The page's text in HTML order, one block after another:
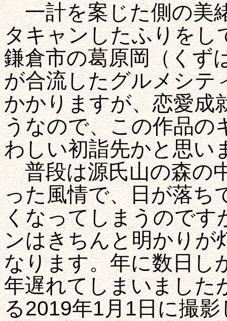
一計を案じた側の美
タキャンしたふりをし
鎌倉市の葛原岡（くず
が合流したグルメシテ
かかりますが、恋愛成
うなので、この作品の
わしい初詣先かと思い
普段は源氏山の森の
った風情で、日が落ち
くなってしまうのです
ンはきちんと明かりが
なります。年に数日し
年遅れてしまいました
る2019年1月1日に撮